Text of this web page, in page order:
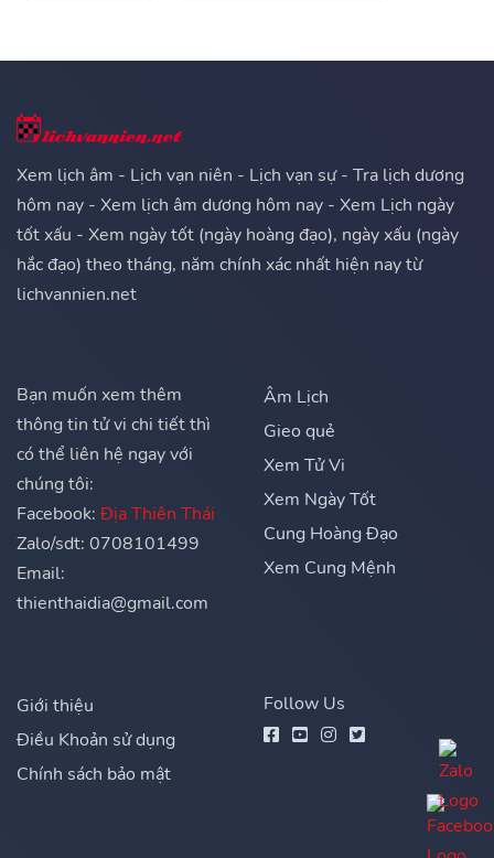
Xem lịch âm - Lịch vạn niên - Lịch vạn sự - Tra lịch dương
hôm nay - Xem lịch âm dương hôm nay - Xem Lịch ngày
tốt xấu - Xem ngày tốt (ngày hoàng đạo), ngày xấu (ngày
hắc đạo) theo tháng, năm chính xác nhất hiện nay từ
lichvannien.net
Bạn muốn xem thêm
thông tin tử vi chi tiết thì
có thể liên hệ ngay với
chúng tôi:
Facebook: Địa Thiên Thái
Zalo/sdt: 0708101499
Email:
thienthaidia@gmail.com
Âm Lịch
Gieo quẻ
Xem Tử Vi
Xem Ngày Tốt
Cung Hoàng Đạo
Xem Cung Mệnh
Giới thiệu
Điều Khoản sử dụng
Chính sách bảo mật
Follow Us